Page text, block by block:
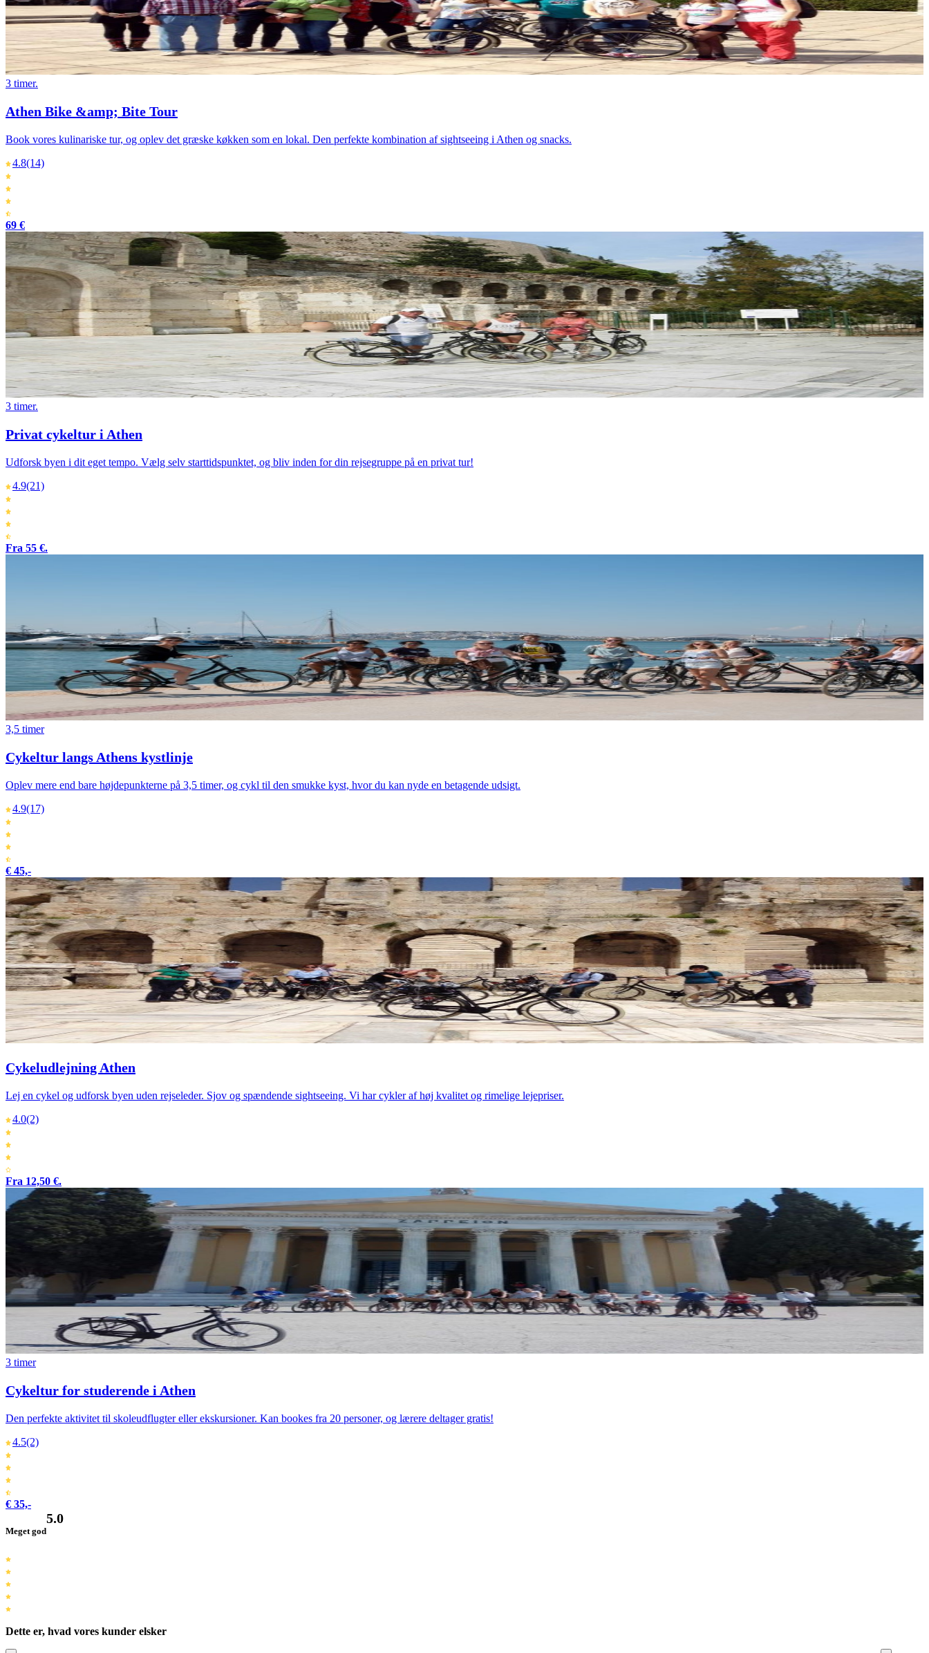
3 timer.
Athen Bike &amp; Bite Tour
Book vores kulinariske tur, og oplev det græske køkken som en lokal. Den perfekte kombination af sightseeing i Athen og snacks.
4.8(14)
69 €
3 timer.
Privat cykeltur i Athen
Udforsk byen i dit eget tempo. Vælg selv starttidspunktet, og bliv inden for din rejsegruppe på en privat tur!
4.9(21)
Fra 55 €.
3,5 timer
Cykeltur langs Athens kystlinje
Oplev mere end bare højdepunkterne på 3,5 timer, og cykl til den smukke kyst, hvor du kan nyde en betagende udsigt.
4.9(17)
€ 45,-
Cykeludlejning Athen
Lej en cykel og udforsk byen uden rejseleder. Sjov og spændende sightseeing. Vi har cykler af høj kvalitet og rimelige lejepriser.
4.0(2)
Fra 12,50 €.
3 timer
Cykeltur for studerende i Athen
Den perfekte aktivitet til skoleudflugter eller ekskursioner. Kan bookes fra 20 personer, og lærere deltager gratis!
4.5(2)
€ 35,-
Meget god
5.0
Dette er, hvad vores kunder elsker